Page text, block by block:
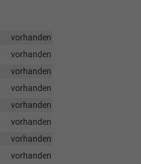
vorhanden
vorhanden
vorhanden
vorhanden
vorhanden
vorhanden
vorhanden
vorhanden